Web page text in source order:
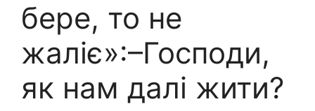
бере, то не
жаліє»:–Господи,
як нам далі жити?